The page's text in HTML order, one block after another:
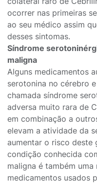
ocorrer nas primeiras
ao seu médico assim
desses sintomas.
Síndrome
maligna
Alguns medicamentos
serotonina no cérebro
chamada síndrome
adversa muito rara de
em combinação a
elevam a atividade da
aumentar o risco deste
condição conhecida
maligna é também
medicamentos usados